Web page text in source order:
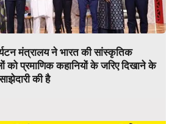
मंत्रालय ने भारत की सांस्कृतिक
को प्रमाणिक कहानियों के जरिए दिखाने के
की है